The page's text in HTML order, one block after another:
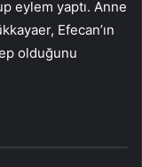
eylem yaptı. Anne
Efecan’ın
olduğunu